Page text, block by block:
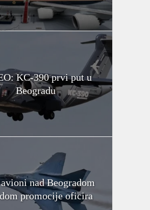
KC-390 prvi put u
Beogradu
nad Beogradom
promocije oficira